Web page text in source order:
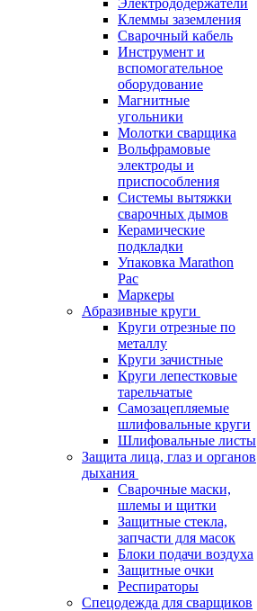
Электрододержатели
Клеммы заземления
Сварочный кабель
Инструмент и
вспомогательное
оборудование
Магнитные
угольники
Молотки сварщика
Вольфрамовые
электроды и
приспособления
Системы вытяжки
сварочных дымов
Керамические
подкладки
Упаковка Marathon
Pac
Маркеры
Абразивные круги
Круги отрезные по
металлу
Круги зачистные
Круги лепестковые
тарельчатые
Самозацепляемые
шлифовальные круги
Шлифовальные листы
Защита лица, глаз и органов
дыхания
Сварочные маски,
шлемы и щитки
Защитные стекла,
запчасти для масок
Блоки подачи воздуха
Защитные очки
Респираторы
Спецодежда для сварщиков